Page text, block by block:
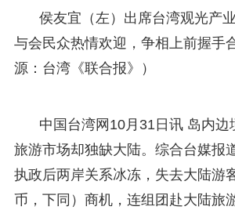
侯友宜（左）出席台湾观光产
与会民众热情欢迎，争相上前握手
源：台湾《联合报》）
中国台湾网10月31日讯 岛内边
旅游市场却独缺大陆。综合台媒报
执政后两岸关系冰冻，失去大陆游
币，下同）商机，连组团赴大陆旅